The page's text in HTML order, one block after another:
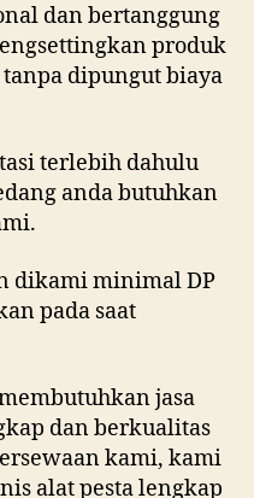
dan bertanggung
produk
dipungut biaya
terlebih dahulu
anda butuhkan
dikami minimal DP
pada saat
jasa
dan berkualitas
kami, kami
alat pesta lengkap